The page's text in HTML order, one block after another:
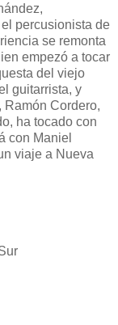
percusionista de
se remonta
empezó a tocar
del viejo
guitarrista, y
Cordero,
ha tocado con
con Maniel
viaje a Nueva